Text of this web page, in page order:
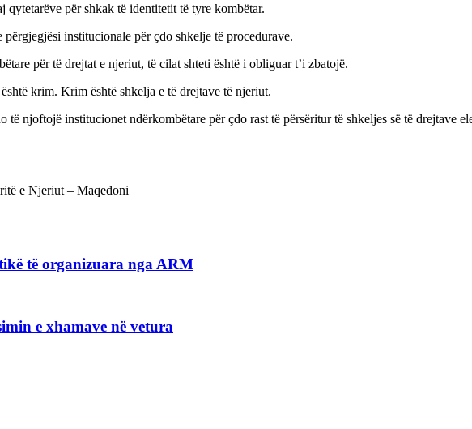
për shkak të identitetit të tyre kombëtar.
institucionale për çdo shkelje të procedurave.
për të drejtat e njeriut, të cilat shteti është i obliguar t’i zbatojë.
krim. Krim është shkelja e të drejtave të njeriut.
të njoftojë institucionet ndërkombëtare për çdo rast të përsëritur të shkeljes së të drejtave
e Njeriut – Maqedoni
të organizuara nga ARM
e xhamave në vetura